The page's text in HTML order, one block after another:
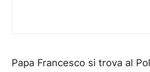
Papa Francesco si trova al